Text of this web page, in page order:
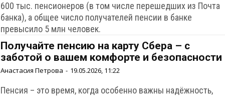
600 тыс. пенсионеров (в том числе перешедших из Почта
банка), а общее число получателей пенсии в банке
превысило 5 млн человек.
Получайте пенсию на карту Сбера – с
заботой о вашем комфорте и безопасности
Анастасия Петрова - 19.05.2026, 11:22
Пенсия – это время, когда особенно важны надёжность,